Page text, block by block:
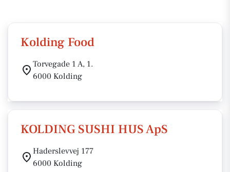
Kolding Food
Torvegade 1 A, 1.
6000 Kolding
KOLDING SUSHI HUS ApS
Haderslevvej 177
6000 Kolding